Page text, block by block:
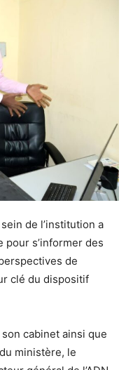
de l’institution a
s’informer des
de
clé du dispositif
cabinet ainsi que
ministère, le